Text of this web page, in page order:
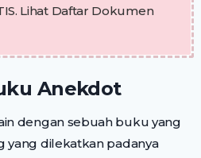
Lihat Daftar Dokumen
Anekdot
dengan sebuah buku yang
yang dilekatkan padanya